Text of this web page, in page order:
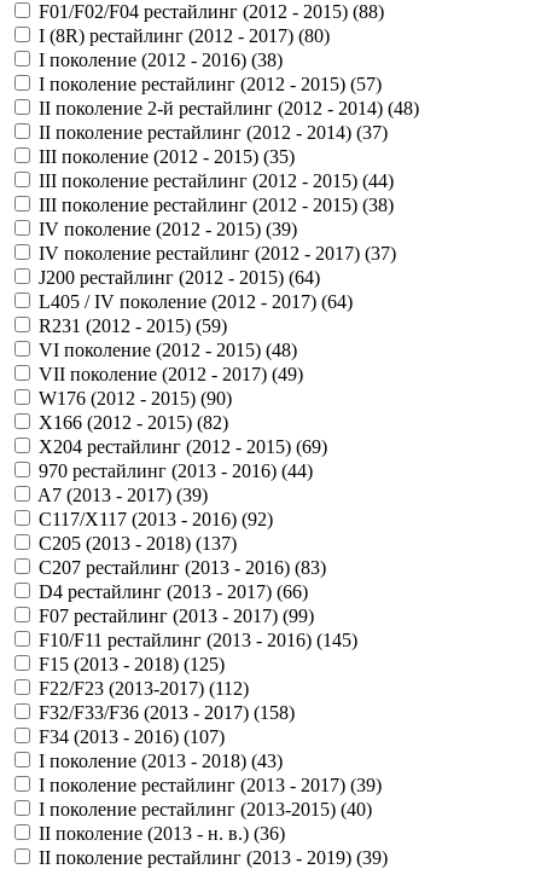
F01/F02/F04 рестайлинг (2012 - 2015) (88)
I (8R) рестайлинг (2012 - 2017) (80)
I поколение (2012 - 2016) (38)
I поколение рестайлинг (2012 - 2015) (57)
II поколение 2-й рестайлинг (2012 - 2014) (48)
II поколение рестайлинг (2012 - 2014) (37)
III поколение (2012 - 2015) (35)
III поколение рестайлинг (2012 - 2015) (44)
III поколение рестайлинг (2012 - 2015) (38)
IV поколение (2012 - 2015) (39)
IV поколение рестайлинг (2012 - 2017) (37)
J200 рестайлинг (2012 - 2015) (64)
L405 / IV поколение (2012 - 2017) (64)
R231 (2012 - 2015) (59)
VI поколение (2012 - 2015) (48)
VII поколение (2012 - 2017) (49)
W176 (2012 - 2015) (90)
X166 (2012 - 2015) (82)
X204 рестайлинг (2012 - 2015) (69)
970 рестайлинг (2013 - 2016) (44)
A7 (2013 - 2017) (39)
C117/X117 (2013 - 2016) (92)
C205 (2013 - 2018) (137)
C207 рестайлинг (2013 - 2016) (83)
D4 рестайлинг (2013 - 2017) (66)
F07 рестайлинг (2013 - 2017) (99)
F10/F11 рестайлинг (2013 - 2016) (145)
F15 (2013 - 2018) (125)
F22/F23 (2013-2017) (112)
F32/F33/F36 (2013 - 2017) (158)
F34 (2013 - 2016) (107)
I поколение (2013 - 2018) (43)
I поколение рестайлинг (2013 - 2017) (39)
I поколение рестайлинг (2013-2015) (40)
II поколение (2013 - н. в.) (36)
II поколение рестайлинг (2013 - 2019) (39)